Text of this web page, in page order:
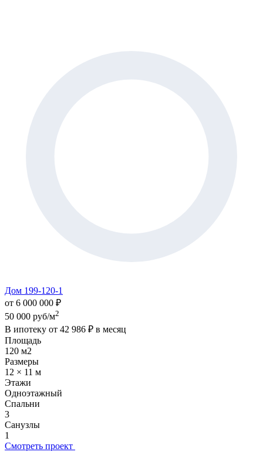
Дом 199-120-1
от 6 000 000 ₽
50 000 руб/м2
В ипотеку от 42 986 ₽ в месяц
Площадь
120 м2
Размеры
12 × 11 м
Этажи
Одноэтажный
Спальни
3
Санузлы
1
Смотреть проект